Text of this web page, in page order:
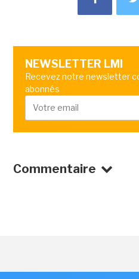
NEWSLETTER LMI
Recevez notre newsletter
abonnés
Commentaire